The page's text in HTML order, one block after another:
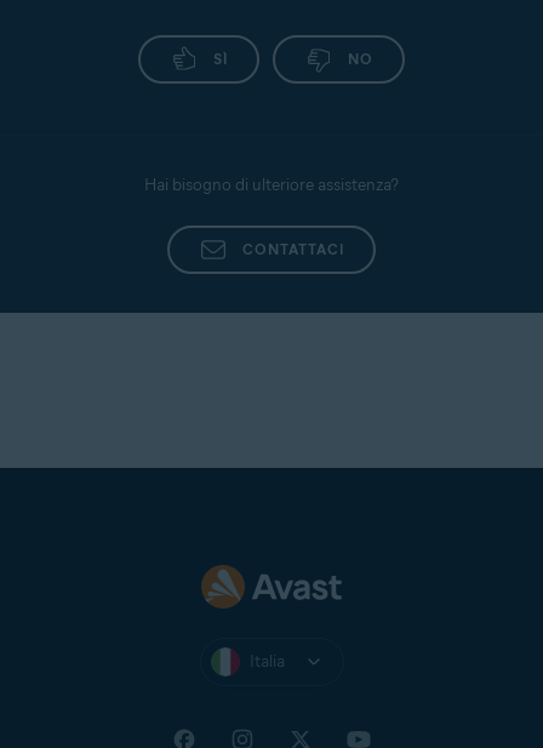
SÌ NO
Hai bisogno di ulteriore assistenza?
CONTATTACI
Italia